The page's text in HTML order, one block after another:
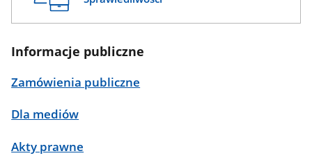
Informacje publiczne
Zamówienia publiczne
Dla mediów
Akty prawne